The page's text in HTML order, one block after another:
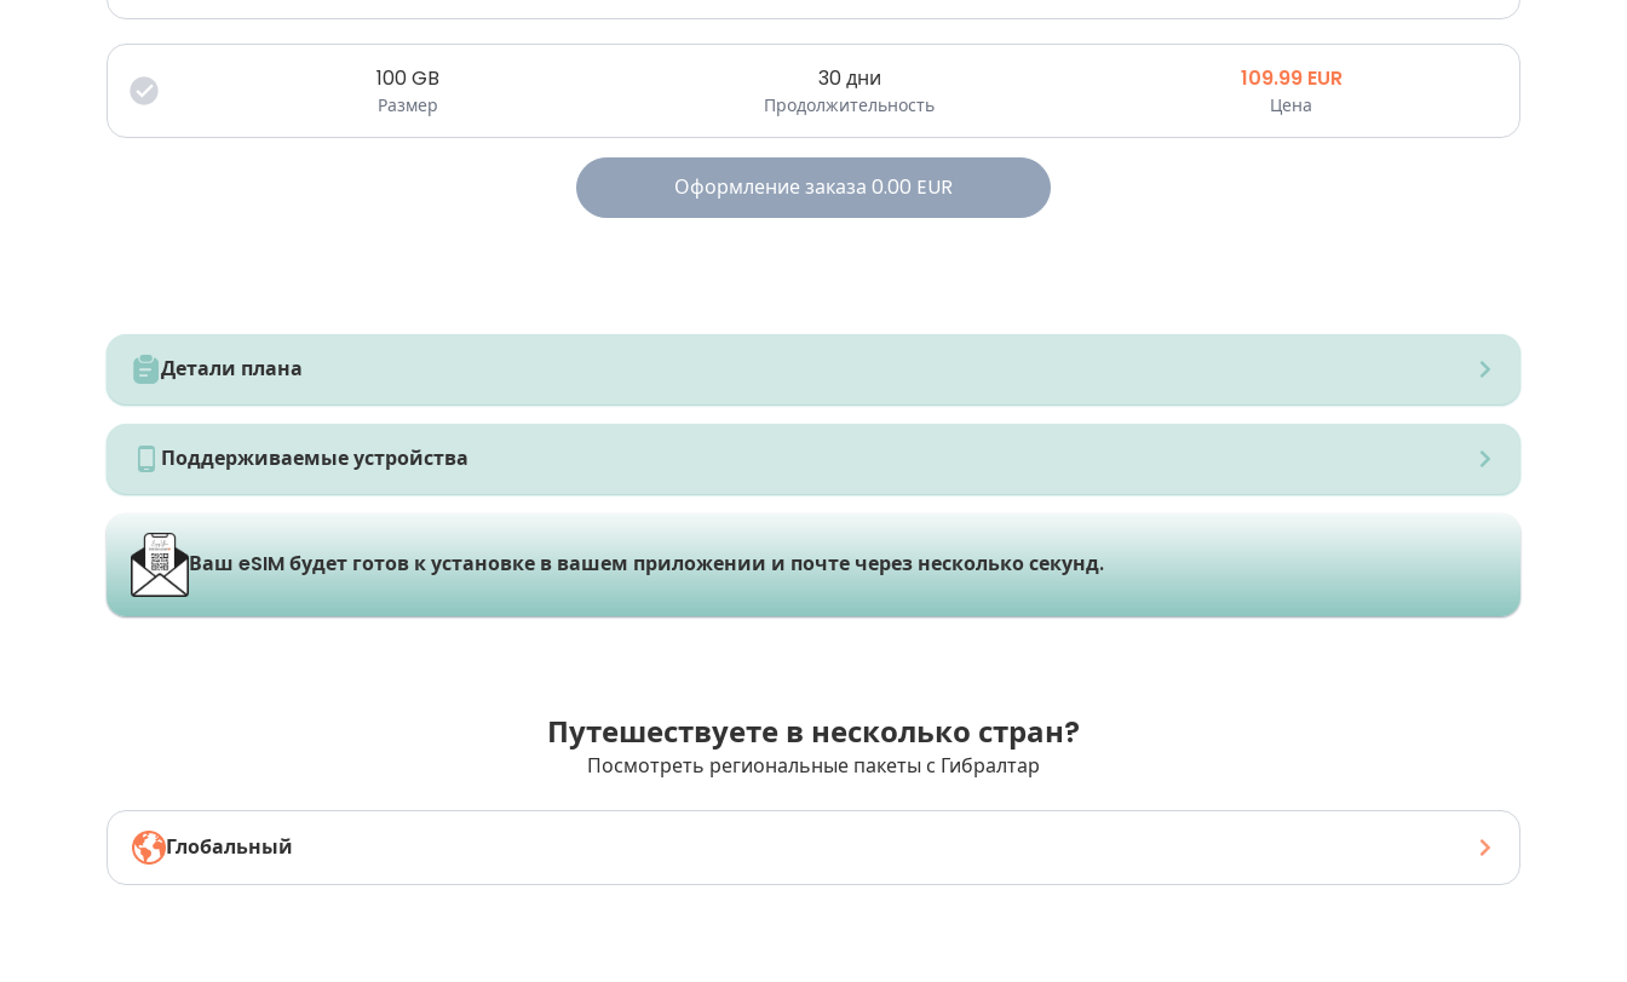
100GB
Размер
30 дни
Продолжительность
109.99 EUR
Цена
Оформление заказа 0.00 EUR
Детали плана
Поддерживаемые устройства
Ваш eSIM будет готов к установке в вашем приложении и почте через несколько секунд.
Путешествуете в несколько стран?
Посмотреть региональные пакеты с Гибралтар
Глобальный